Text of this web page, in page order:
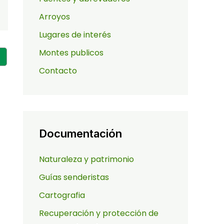
Arroyos
Lugares de interés
Montes publicos
Contacto
Documentación
Naturaleza y patrimonio
Guías senderistas
Cartografia
Recuperación y protección de